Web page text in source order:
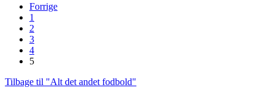
Forrige
1
2
3
4
5
Tilbage til "Alt det andet fodbold"